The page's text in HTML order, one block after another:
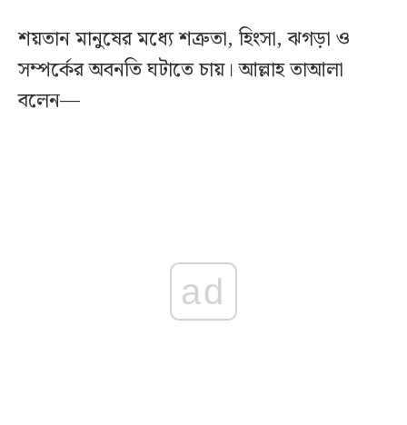
শয়তান মানুষের মধ্যে শত্রুতা, হিংসা, ঝগড়া ও
সম্পর্কের অবনতি ঘটাতে চায়। আল্লাহ তাআলা
বলেন—
ad